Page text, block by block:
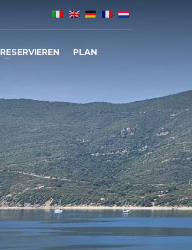
RESERVIEREN PLAN